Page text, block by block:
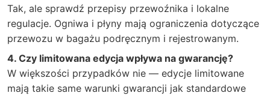
Tak, ale sprawdź przepisy przewoźnika i lokalne
regulacje. Ogniwa i płyny mają ograniczenia dotyczące
przewozu w bagażu podręcznym i rejestrowanym.
4. Czy limitowana edycja wpływa na gwarancję?
W większości przypadków nie — edycje limitowane
mają takie same warunki gwarancji jak standardowe